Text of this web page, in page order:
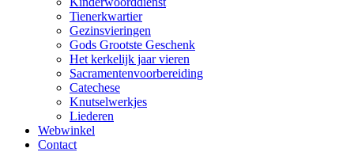
Tienerkwartier
Gezinsvieringen
Gods Grootste Geschenk
Het kerkelijk jaar vieren
Sacramentenvoorbereiding
Catechese
Knutselwerkjes
Liederen
Webwinkel
Contact